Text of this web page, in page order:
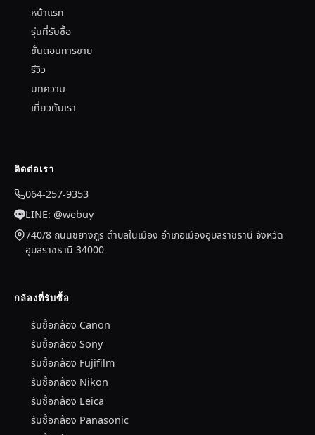
หน้าแรก
รุ่นที่รับซื้อ
ขั้นตอนการขาย
รีวิว
บทความ
เกี่ยวกับเรา
ติดต่อเรา
064-257-9353
LINE: @webuy
740/8 ถนนชยางกูร ตำบลในเมือง อำเภอเมืองอุบลราชธานี จังหวัด
อุบลราชธานี 34000
กล้องที่รับซื้อ
รับซื้อกล้อง Canon
รับซื้อกล้อง Sony
รับซื้อกล้อง Fujifilm
รับซื้อกล้อง Nikon
รับซื้อกล้อง Leica
รับซื้อกล้อง Panasonic